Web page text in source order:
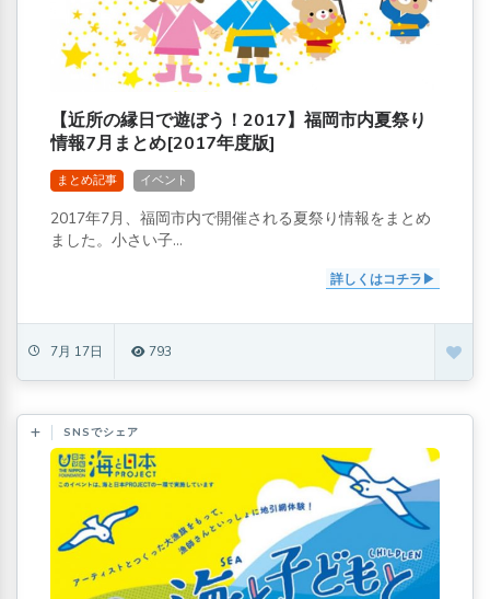
【近所の縁日で遊ぼう！2017】福岡市内夏祭り
情報7月まとめ[2017年度版]
まとめ記事 イベント
2017年7月、福岡市内で開催される夏祭り情報をまとめ
ました。小さい子...
詳しくはコチラ
7月 17日 793
SNSでシェア